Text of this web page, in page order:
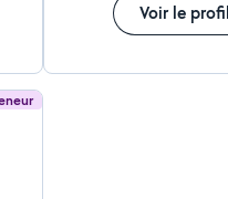
Voir le profil